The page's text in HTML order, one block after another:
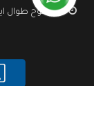
مفتوح طوال